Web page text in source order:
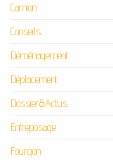
Camion
Conseils
Déménagement
Déplacement
Dossier&Actus
Entreposage
Fourgon